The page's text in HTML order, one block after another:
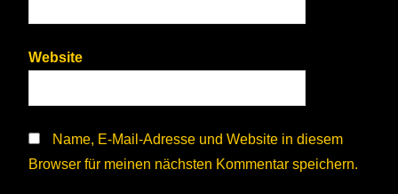
Website
Name, E-Mail-Adresse und Website in diesem
Browser für meinen nächsten Kommentar speichern.